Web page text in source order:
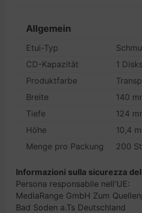
Allgemein
Etui-Typ
CD-Kapazität
1
Produktfarbe
Breite
140
Tiefe
124
Höhe
10,4
Menge pro Packung
200
Informazioni sulla sicurezza
Persona responsabile nell'UE:
MediaRange GmbH Zum
Bad Soden a.Ts Deutschland